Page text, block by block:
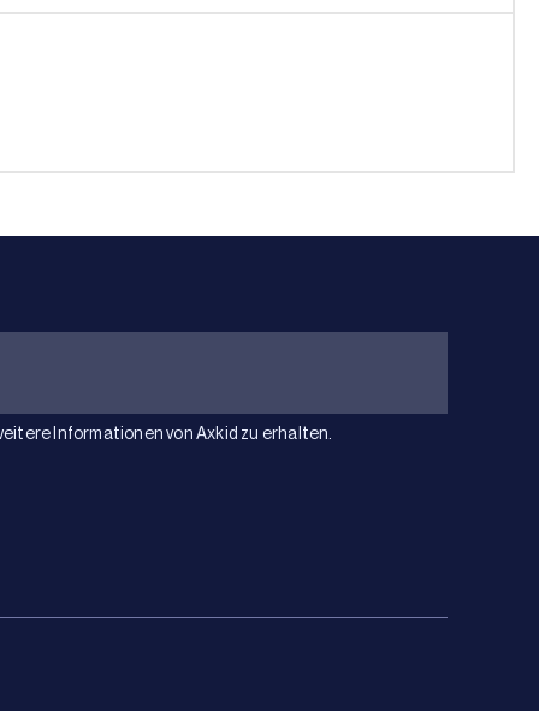
Informationen von Axkid zu erhalten.